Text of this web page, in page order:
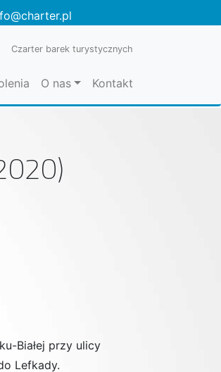
Czarter barek turystycznych
O nas Kontakt
Białej przy ulicy
Lefkady.